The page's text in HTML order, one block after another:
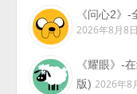
《问心2》
2026年8月8日
《耀眼》-
版) 2026年8